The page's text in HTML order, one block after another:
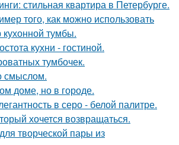
стильная квартира в Петербурге.
того, как можно использовать
тумбы.
кухни - гостиной.
тумбочек.
смыслом.
доме, но в городе.
в серо - белой палитре.
хочется возвращаться.
творческой пары из